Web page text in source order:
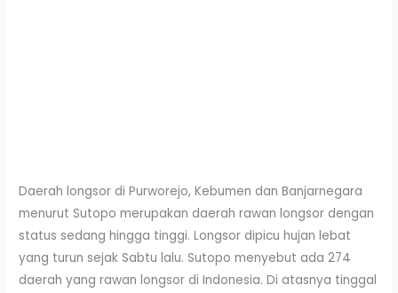
Daerah longsor di Purworejo, Kebumen dan Banjarnegara
menurut Sutopo merupakan daerah rawan longsor dengan
status sedang hingga tinggi. Longsor dipicu hujan lebat
yang turun sejak Sabtu lalu. Sutopo menyebut ada 274
daerah yang rawan longsor di Indonesia. Di atasnya tinggal